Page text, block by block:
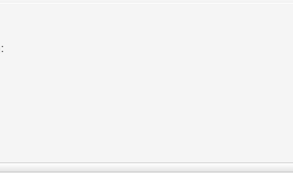
von-den-kasseler-bergen